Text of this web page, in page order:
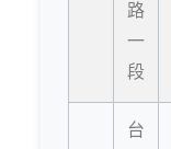
路
一
段
台